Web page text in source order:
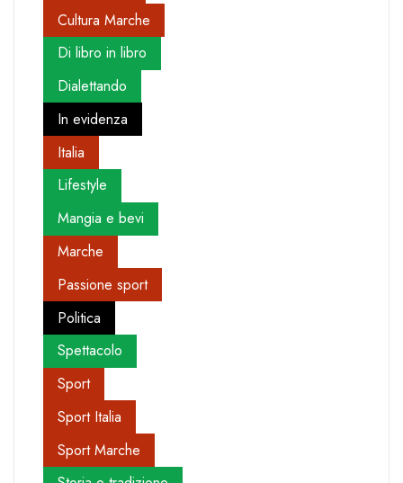
Cultura Marche
Di libro in libro
Dialettando
In evidenza
Italia
Lifestyle
Mangia e bevi
Marche
Passione sport
Politica
Spettacolo
Sport
Sport Italia
Sport Marche